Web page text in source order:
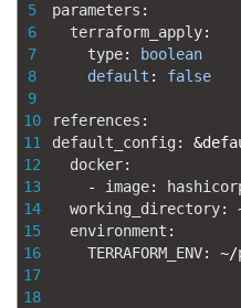
5
6
7
8
9
10
11
12
13
14
15
16
17
18
parameters :
terraform_apply:
type:
boolean
default : false
references :
default_config : &
docker:
-
image:
working_directory:
environment :
TERRAFORM_ENV: ~/